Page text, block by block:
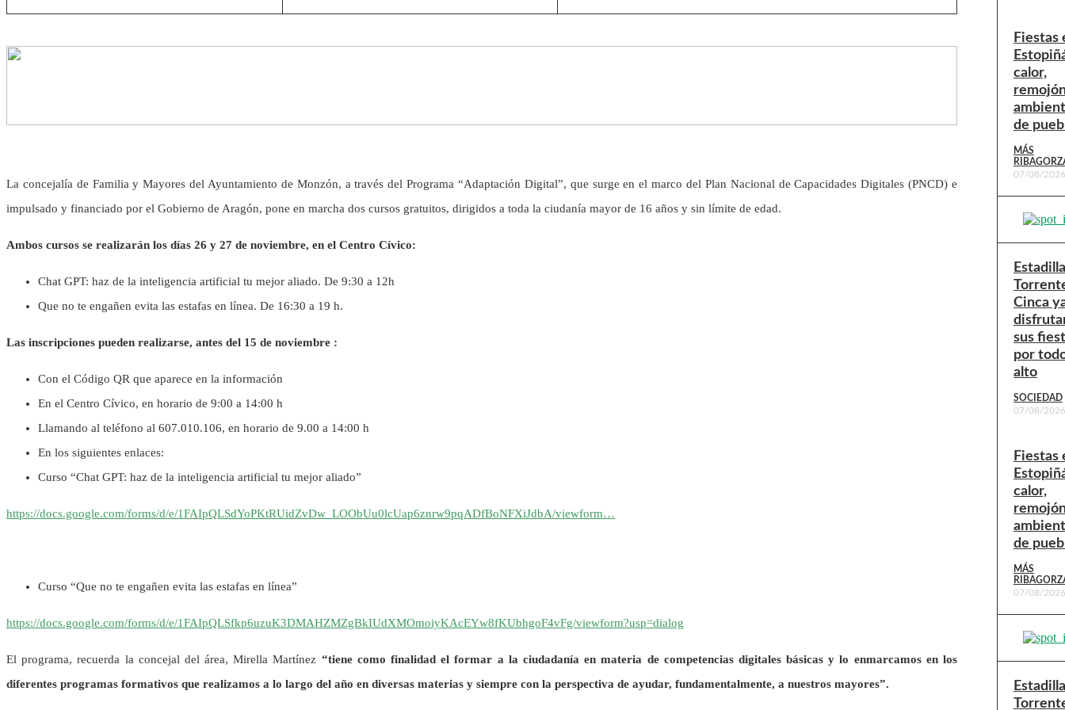
La concejalía de Familia y Mayores del Ayuntamiento de Monzón, a través del Programa “Adaptación Digital”, que surge en el marco del Plan Nacional de Capacidades Digitales (PNCD) e
impulsado y financiado por el Gobierno de Aragón, pone en marcha dos cursos gratuitos, dirigidos a toda la ciudanía mayor de 16 años y sin límite de edad.
Ambos cursos se realizarán los días 26 y 27 de noviembre, en el Centro Cívico:
Chat GPT: haz de la inteligencia artificial tu mejor aliado. De 9:30 a 12h
Que no te engañen evita las estafas en línea. De 16:30 a 19 h.
Las inscripciones pueden realizarse, antes del 15 de noviembre :
Con el Código QR que aparece en la información
En el Centro Cívico, en horario de 9:00 a 14:00 h
Llamando al teléfono al 607.010.106, en horario de 9.00 a 14:00 h
En los siguientes enlaces:
Curso “Chat GPT: haz de la inteligencia artificial tu mejor aliado”
https://docs.google.com/forms/d/e/1FAIpQLSdYoPKtRUidZvDw_LOObUu0lcUap6znrw9pqADfBoNFXiJdbA/viewform…
Curso “Que no te engañen evita las estafas en línea”
https://docs.google.com/forms/d/e/1FAIpQLSfkp6uzuK3DMAHZMZgBkIUdXMOmoiyKAcEYw8fKUbhgoF4vFg/viewform?usp=dialog
El programa, recuerda la concejal del área, Mirella Martínez “tiene como finalidad el formar a la ciudadanía en materia de competencias digitales básicas y lo enmarcamos en los
diferentes programas formativos que realizamos a lo largo del año en diversas materias y siempre con la perspectiva de ayudar, fundamentalmente, a nuestros mayores”.
Fiestas
calor,
de
MÁS
07/08/2026
Cinca
sus
por
alto
SOCIEDAD
07/08/2026
Fiestas
calor,
de
MÁS
07/08/2026